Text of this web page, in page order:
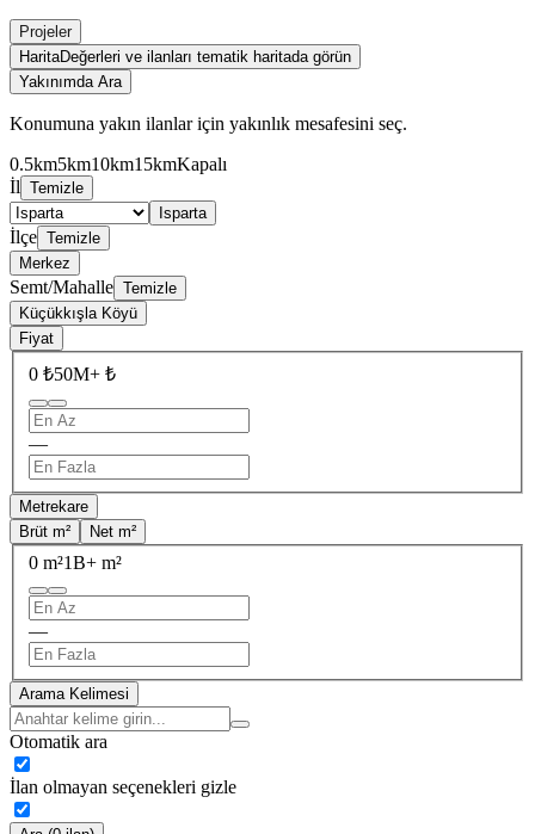
Projeler
HaritaDeğerleri ve ilanları tematik haritada görün
Yakınımda Ara
Konumuna yakın ilanlar için yakınlık mesafesini seç.
0.5km5km10km15kmKapalı
İl Temizle
Isparta
İlçe Temizle
Merkez
Semt/Mahalle Temizle
Küçükkışla Köyü
Fiyat
0 ₺50M+ ₺
—
Metrekare
Brüt m²
Net m²
0 m²1B+ m²
—
Arama Kelimesi
Otomatik ara
İlan olmayan seçenekleri gizle